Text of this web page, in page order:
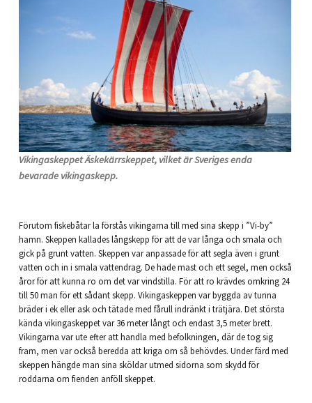
Vikingaskeppet Äskekärrskeppet, vilket är Sveriges enda
bevarade vikingaskepp.
Förutom fiskebåtar la förstås vikingarna till med sina skepp i ”Vi-by”
hamn. Skeppen kallades långskepp för att de var långa och smala och
gick på grunt vatten. Skeppen var anpassade för att segla även i grunt
vatten och in i smala vattendrag. De hade mast och ett segel, men också
åror för att kunna ro om det var vindstilla. För att ro krävdes omkring 24
till 50 man för ett sådant skepp. Vikingaskeppen var byggda av tunna
bräder i ek eller ask och tätade med fårull indränkt i trätjära. Det största
kända vikingaskeppet var 36 meter långt och endast 3,5 meter brett.
Vikingarna var ute efter att handla med befolkningen, där de tog sig
fram, men var också beredda att kriga om så behövdes. Under färd med
skeppen hängde man sina sköldar utmed sidorna som skydd för
roddarna om fienden anföll skeppet.